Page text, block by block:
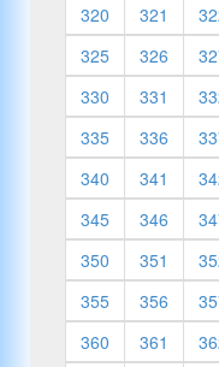
320
321
325
326
330
331
335
336
340
341
345
346
350
351
355
356
360
361